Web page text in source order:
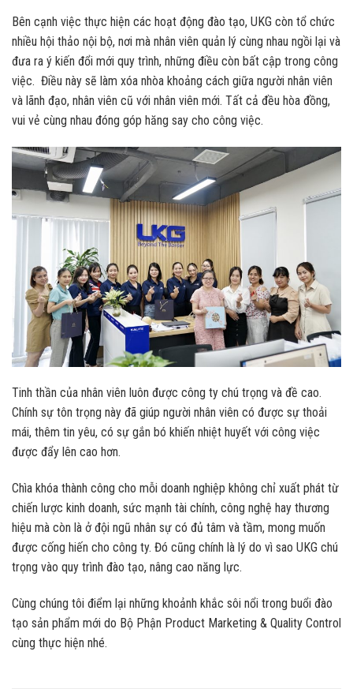
Bên cạnh việc thực hiện các hoạt động đào tạo, UKG còn tổ chức
nhiều hội thảo nội bộ, nơi mà nhân viên quản lý cùng nhau ngồi lại và
đưa ra ý kiến đổi mới quy trình, những điều còn bất cập trong công
việc. Điều này sẽ làm xóa nhòa khoảng cách giữa người nhân viên
và lãnh đạo, nhân viên cũ với nhân viên mới. Tất cả đều hòa đồng,
vui vẻ cùng nhau đóng góp hăng say cho công việc.
Tinh thần của nhân viên luôn được công ty chú trọng và đề cao.
Chính sự tôn trọng này đã giúp người nhân viên có được sự thoải
mái, thêm tin yêu, có sự gắn bó khiến nhiệt huyết với công việc
được đẩy lên cao hơn.
Chìa khóa thành công cho mỗi doanh nghiệp không chỉ xuất phát từ
chiến lược kinh doanh, sức mạnh tài chính, công nghệ hay thương
hiệu mà còn là ở đội ngũ nhân sự có đủ tâm và tầm, mong muốn
được cống hiến cho công ty. Đó cũng chính là lý do vì sao UKG chú
trọng vào quy trình đào tạo, nâng cao năng lực.
Cùng chúng tôi điểm lại những khoảnh khắc sôi nổi trong buổi đào
tạo sản phẩm mới do Bộ Phận Product Marketing & Quality Control
cùng thực hiện nhé.